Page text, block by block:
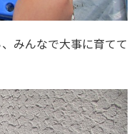
みんなで大事に育てて